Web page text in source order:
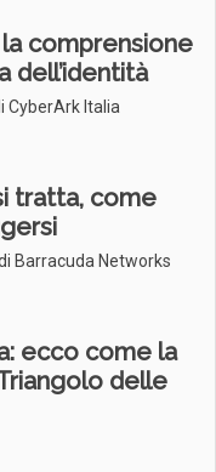
comprensione
dell’identità
CyberArk Italia
tratta, come
Barracuda Networks
ecco come la
delle